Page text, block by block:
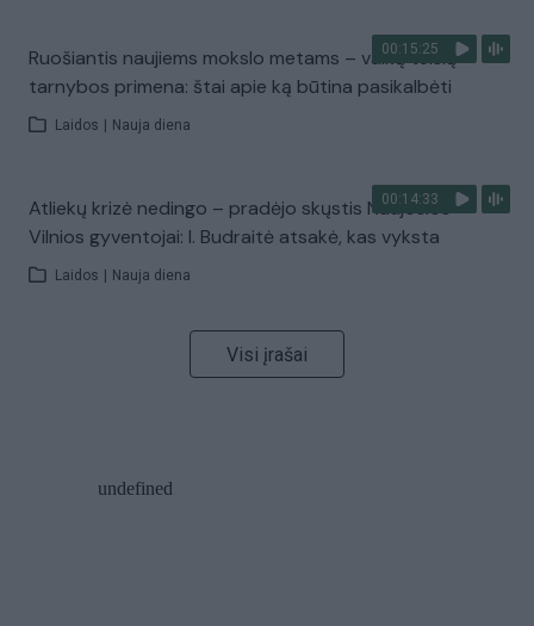
00:15:25
Ruošiantis naujiems mokslo metams – vaikų teisių
tarnybos primena: štai apie ką būtina pasikalbėti
Laidos Nauja diena
00:14:33
Atliekų krizė nedingo – pradėjo skųstis Naujosios
Vilnios gyventojai: I. Budraitė atsakė, kas vyksta
Laidos Nauja diena
Visi įrašai